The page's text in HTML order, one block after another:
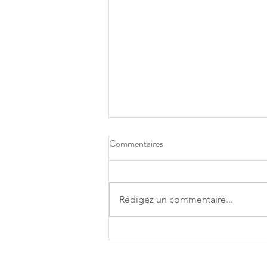
LE FAIT D'ÉCLATER LES
Commentaires
Rédigez un commentaire...